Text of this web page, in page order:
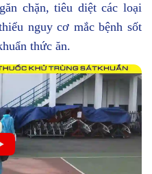
chặn, tiêu diệt các loại
nguy cơ mắc bệnh sốt
thức ăn.